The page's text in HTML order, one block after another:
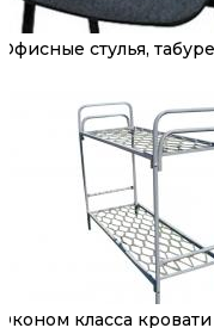
Офисные стулья,
Эконом класса